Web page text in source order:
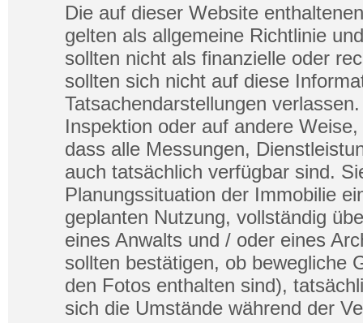
Die auf dieser Website
gelten als allgemeine Richtlinie
sollten nicht als finanzielle oder
sollten sich nicht auf diese
Tatsachendarstellungen
Inspektion oder auf andere
dass alle Messungen,
auch tatsächlich verfügbar sind.
Planungssituation der Immobilie
geplanten Nutzung, vollständig
eines Anwalts und / oder eines
sollten bestätigen, ob bewegliche
den Fotos enthalten sind),
sich die Umstände während der